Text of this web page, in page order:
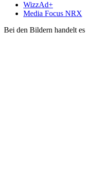
WizzAd+
Media Focus NRX
Bei den Bildern handelt